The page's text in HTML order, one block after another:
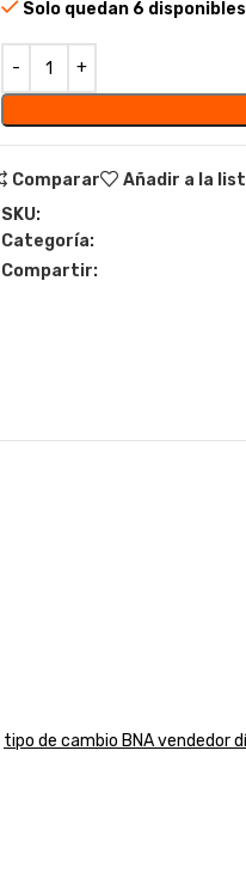
Solo quedan 6 disponibles
Comparar
Añadir a la
SKU:
Categoría:
Compartir:
tipo de cambio BNA vendedor